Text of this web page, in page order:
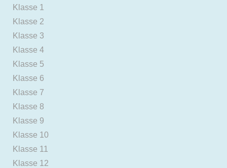
Klasse 1
Klasse 2
Klasse 3
Klasse 4
Klasse 5
Klasse 6
Klasse 7
Klasse 8
Klasse 9
Klasse 10
Klasse 11
Klasse 12